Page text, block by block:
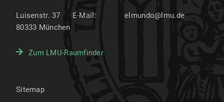
Luisenstr. 37
80333 München
E-Mail: elmundo@lmu.de
Zum LMU-Raumfinder
Sitemap